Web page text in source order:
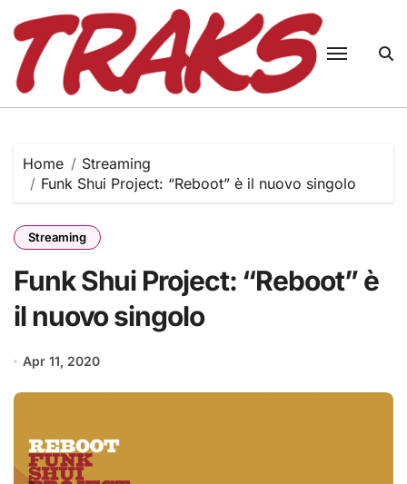
content
Home
Streaming
Funk Shui Project: “Reboot” è il nuovo singolo
Streaming
Funk Shui Project: “Reboot” è
il nuovo singolo
Apr 11, 2020